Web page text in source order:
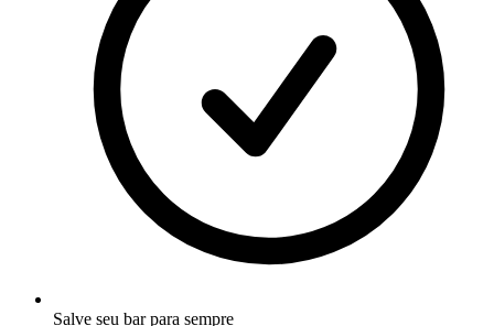
Salve seu bar para sempre